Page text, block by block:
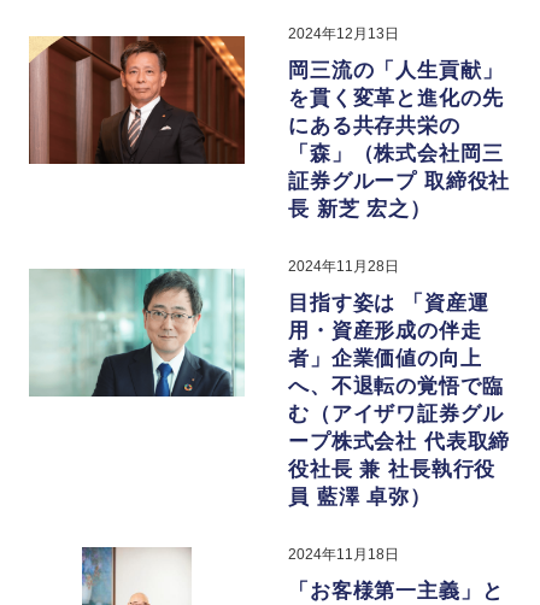
2024年12月13日
岡三流の「人生貢献」
を貫く変革と進化の先
にある共存共栄の
「森」（株式会社岡三
証券グループ 取締役社
長 新芝 宏之）
2024年11月28日
目指す姿は 「資産運
用・資産形成の伴走
者」企業価値の向上
へ、不退転の覚悟で臨
む（アイザワ証券グル
ープ株式会社 代表取締
役社長 兼 社長執行役
員 藍澤 卓弥）
2024年11月18日
「お客様第一主義」と